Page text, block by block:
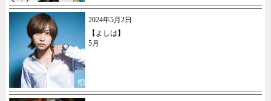
2024年5月2日
【よしは】
5月